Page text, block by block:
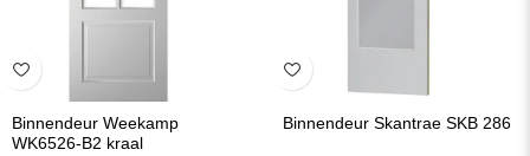
Binnendeur Weekamp
WK6526-B2 kraal
Binnendeur Skantrae SKB 286